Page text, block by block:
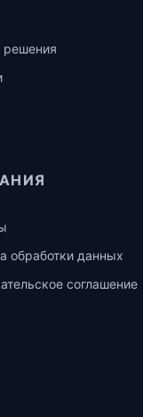
решения
обработки данных
соглашение